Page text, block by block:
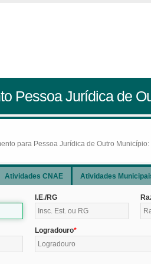
Pessoa Jurídica de
para Pessoa Jurídica de Outro
Atividades CNAE Atividades
I.E./RG
Logradouro